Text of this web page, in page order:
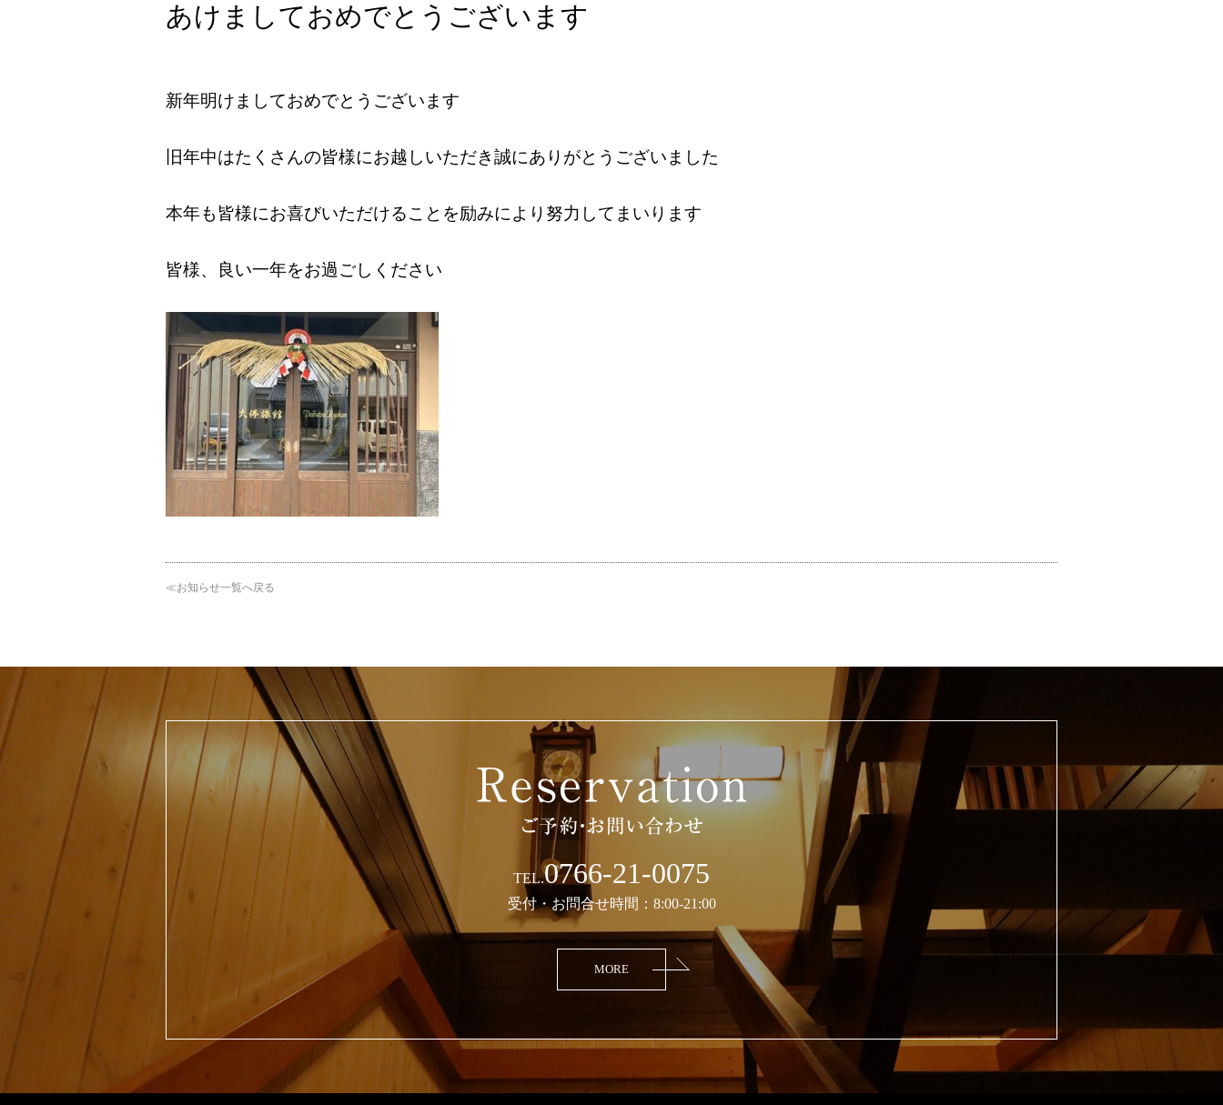
あけましておめでとうございます
新年明けましておめでとうございます
旧年中はたくさんの皆様にお越しいただき誠にありがとうございました
本年も皆様にお喜びいただけることを励みにより努力してまいります
皆様、良い一年をお過ごしください
≪お知らせ一覧へ戻る
TEL.0766-21-0075
受付・お問合せ時間：8:00-21:00
MORE